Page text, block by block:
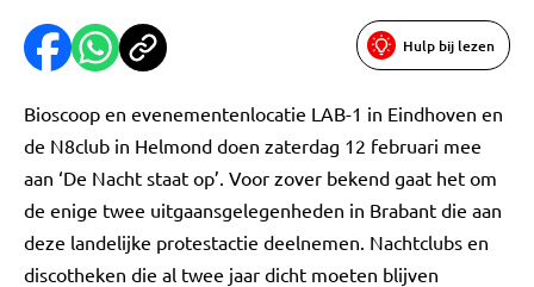
Hulp bij lezen
Bioscoop en evenementenlocatie LAB-1 in Eindhoven en
de N8club in Helmond doen zaterdag 12 februari mee
aan ‘De Nacht staat op’. Voor zover bekend gaat het om
de enige twee uitgaansgelegenheden in Brabant die aan
deze landelijke protestactie deelnemen. Nachtclubs en
discotheken die al twee jaar dicht moeten blijven